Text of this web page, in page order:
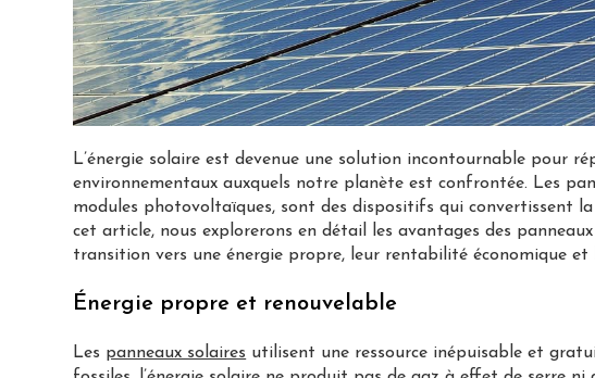
L’énergie solaire est devenue une solution incontournable pour
environnementaux auxquels notre planète est confrontée. Les
modules photovoltaïques, sont des dispositifs qui convertissent
cet article, nous explorerons en détail les avantages des
transition vers une énergie propre, leur rentabilité économique
Énergie propre et renouvelable
Les panneaux solaires utilisent une ressource inépuisable et